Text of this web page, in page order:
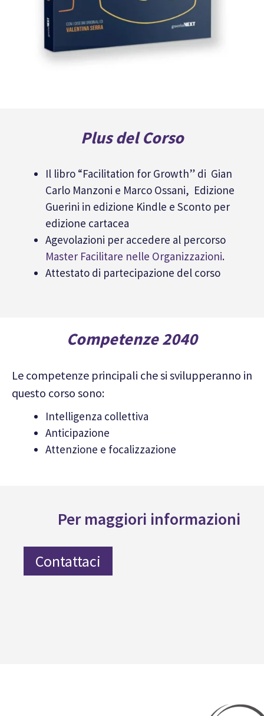
Plus del Corso
Il libro “Facilitation for Growth” di Gian
Carlo Manzoni e Marco Ossani, Edizione
Guerini in edizione Kindle e Sconto per
edizione cartacea
Agevolazioni per accedere al percorso
Master Facilitare nelle Organizzazioni.
Attestato di partecipazione del corso
Competenze 2040
Le competenze principali che si svilupperanno in
questo corso sono:
Intelligenza collettiva
Anticipazione
Attenzione e focalizzazione
Per maggiori informazioni
Contattaci